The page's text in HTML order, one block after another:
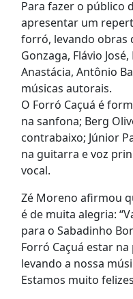
Para fazer o público
apresentar um
forró, levando obras
Gonzaga, Flávio
Anastácia, Antônio
músicas autorais.
O Forró Caçuá é
na sanfona; Berg
contrabaixo; Júnior
na guitarra e voz
vocal.
Zé Moreno afirmou
é de muita alegria:
para o Sabadinho
Forró Caçuá estar
levando a nossa
Estamos muito